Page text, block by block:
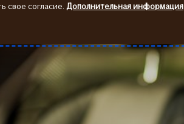
свое согласие. Дополнительная информация